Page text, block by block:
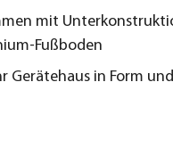
mit
Fußboden
Gerätehaus in Form